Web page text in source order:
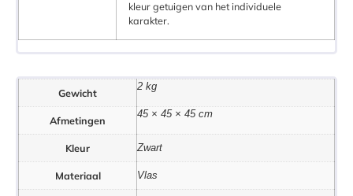
kleur getuigen van het individuele
karakter.
Gewicht 2 kg
Afmetingen 45 × 45 × 45 cm
Kleur Zwart
Materiaal Vlas